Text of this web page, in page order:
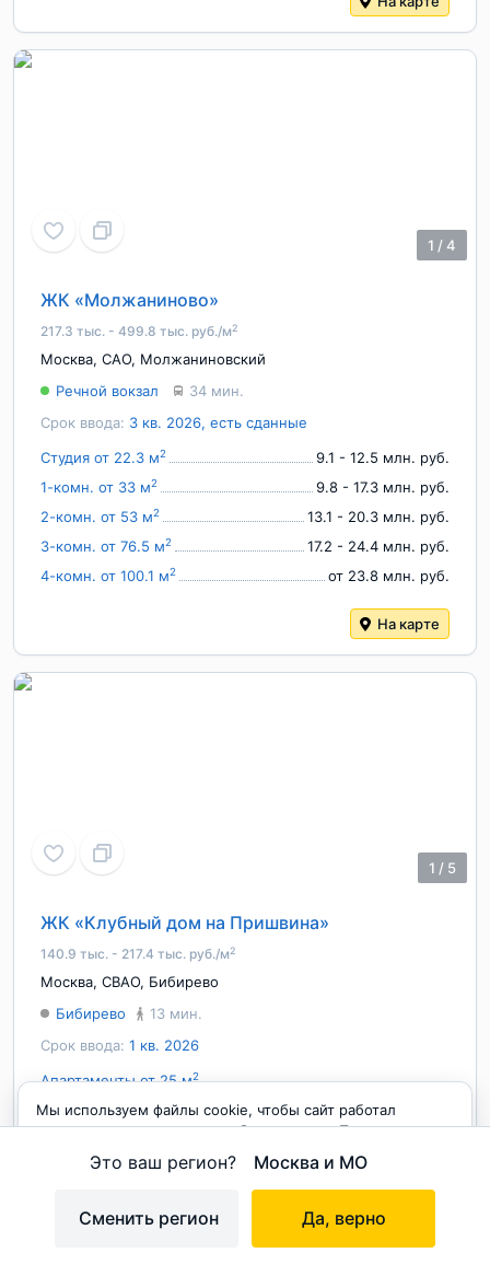
Это ваш регион? Москва и МО
Сменить регион Да, верно
на карте
1 /4
ЖК «Молжаниново»
217.3 тыс. - 499.8 тыс. руб./м2
Москва, САО, Молжаниновский
Срок ввода: 3 кв. 2026, есть сданные
Речной вокзал 34 мин.
Студия от 22.3 м2
9.1 - 12.5 млн. руб.
1-комн. от 33 м2
9.8 - 17.3 млн. руб.
2-комн. от 53 м2
13.1 - 20.3 млн. руб.
3-комн. от 76.5 м2
17.2 - 24.4 млн. руб.
4-комн. от 100.1 м2 от 23.8 млн. руб.
На карте
1 / 5
ЖК «Клубный дом на Пришвина»
140.9 тыс. - 217.4 тыс. руб./м2
Москва, СВАО, Бибирево
Срок ввода: 1 кв. 2026
Бибирево 13 мин.
Апартаменты от 25 м2
На карте
Мы используем файлы cookie, чтобы сайт работал
корректно и становился удобнее для вас. Продолжая
Принимаю